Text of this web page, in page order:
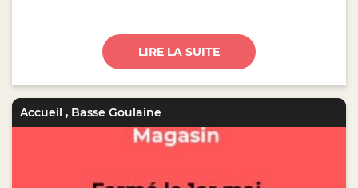
LIRE LA SUITE
Accueil , Basse Goulaine